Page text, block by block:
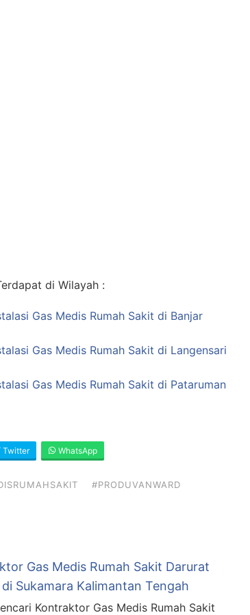
di Wilayah :
Gas Medis Rumah Sakit di Banjar
Gas Medis Rumah Sakit di Langensari
Gas Medis Rumah Sakit di Pataruman
Twitter WhatsApp
#PRODUVANWARD
Gas Medis Rumah Sakit Darurat
di Sukamara Kalimantan Tengah
Kontraktor Gas Medis Rumah Sakit